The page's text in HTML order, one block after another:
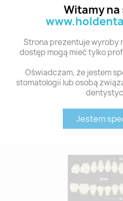
Witamy
Strona prezentuje wyroby
dostęp mogą mieć tylko
Oświadczam, że jestem
stomatologii lub osobą
Jestem
YM. NAPERCE
POSTERIOR -...